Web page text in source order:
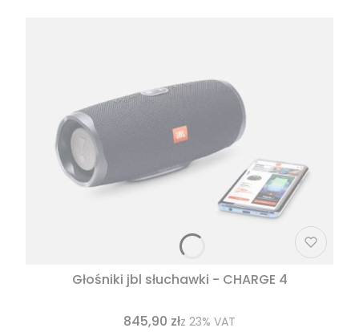
Głośniki jbl słuchawki - CHARGE 4
845,90 złz 23% VAT